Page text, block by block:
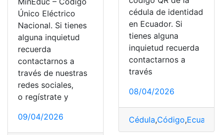
Único Eléctrico
Nacional. Si tienes
alguna inquietud
recuerda
contactarnos a
través de nuestras
redes sociales,
o regístrate y
09/04/2026
cédula de identidad
en Ecuador. Si
tienes alguna
inquietud recuerda
contactarnos a
través
08/04/2026
Cédula,Código,Ecuador